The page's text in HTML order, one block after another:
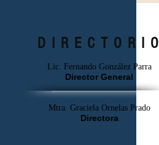
DIRECTORIO
Lic. Fernando González Parra
Director General
Mtra. Graciela Ornelas Prado
Directora